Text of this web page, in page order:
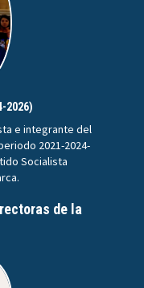
2026)
e integrante del
2021-2024-
Socialista
de la